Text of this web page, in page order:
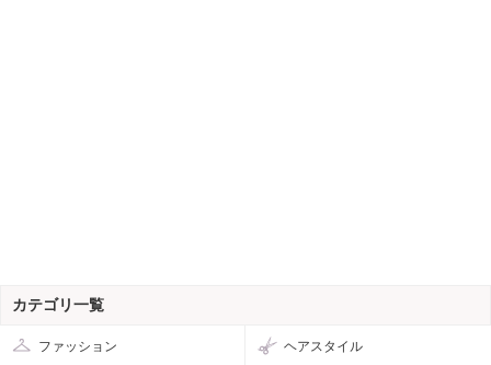
カテゴリ一覧
ファッション ヘアスタイル